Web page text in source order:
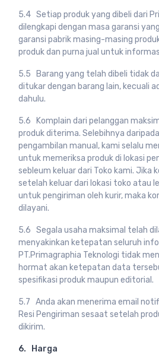
5.4 Setiap produk yang dibeli dari
dilengkapi dengan masa garansi
garansi pabrik masing-masing
produk dan purna jual untuk
5.5 Barang yang telah dibeli tidak
ditukar dengan barang lain, kecuali
dahulu.
5.6 Komplain dari pelanggan
produk diterima. Selebihnya
pengambilan manual, kami selalu
untuk memeriksa produk di lokasi
sebleum keluar dari Toko kami. Jika
setelah keluar dari lokasi toko atau
untuk pengiriman oleh kurir, maka
dilayani.
5.6 Segala usaha maksimal telah
menyakinkan ketepatan seluruh
PT.Primagraphia Teknologi tidak
hormat akan ketepatan data
spesifikasi produk maupun editorial.
5.7 Anda akan menerima email
Resi Pengiriman sesaat setelah
dikirim.
6. Harga